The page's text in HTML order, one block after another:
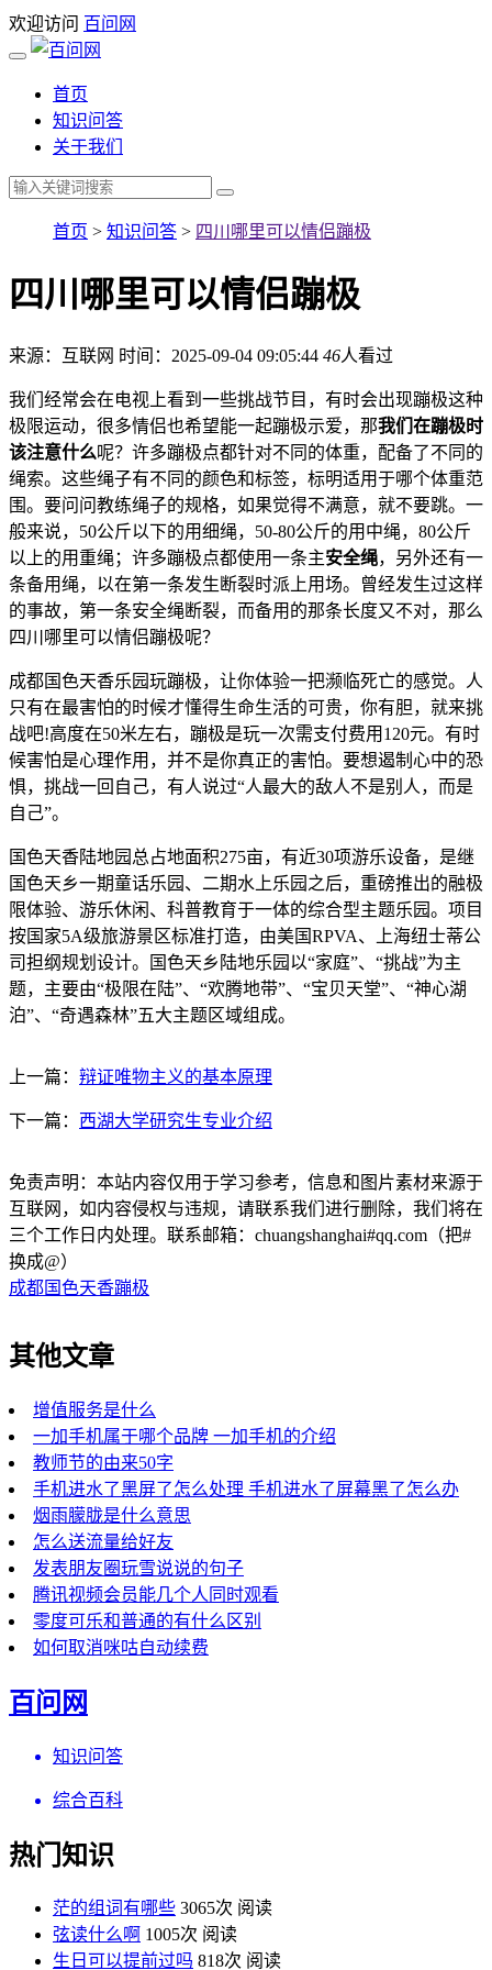
欢迎访问 百问网
首页
知识问答
关于我们
首页 > 知识问答 > 四川哪里可以情侣蹦极
四川哪里可以情侣蹦极
来源：互联网 时间：2025-09-04 09:05:44 46人看过
我们经常会在电视上看到一些挑战节目，有时会出现蹦极这种
极限运动，很多情侣也希望能一起蹦极示爱，那我们在蹦极时
该注意什么呢？许多蹦极点都针对不同的体重，配备了不同的
绳索。这些绳子有不同的颜色和标签，标明适用于哪个体重范
围。要问问教练绳子的规格，如果觉得不满意，就不要跳。一
般来说，50公斤以下的用细绳，50-80公斤的用中绳，80公斤
以上的用重绳；许多蹦极点都使用一条主安全绳，另外还有一
条备用绳，以在第一条发生断裂时派上用场。曾经发生过这样
的事故，第一条安全绳断裂，而备用的那条长度又不对，那么
四川哪里可以情侣蹦极呢？
成都国色天香乐园玩蹦极，让你体验一把濒临死亡的感觉。人
只有在最害怕的时候才懂得生命生活的可贵，你有胆，就来挑
战吧!高度在50米左右，蹦极是玩一次需支付费用120元。有时
候害怕是心理作用，并不是你真正的害怕。要想遏制心中的恐
惧，挑战一回自己，有人说过“人最大的敌人不是别人，而是
自己”。
国色天香陆地园总占地面积275亩，有近30项游乐设备，是继
国色天乡一期童话乐园、二期水上乐园之后，重磅推出的融极
限体验、游乐休闲、科普教育于一体的综合型主题乐园。项目
按国家5A级旅游景区标准打造，由美国RPVA、上海纽士蒂公
司担纲规划设计。国色天乡陆地乐园以“家庭”、“挑战”为主
题，主要由“极限在陆”、“欢腾地带”、“宝贝天堂”、“神心湖
泊”、“奇遇森林”五大主题区域组成。
上一篇： 辩证唯物主义的基本原理
下一篇： 西湖大学研究生专业介绍
免责声明：本站内容仅用于学习参考，信息和图片素材来源于
互联网，如内容侵权与违规，请联系我们进行删除，我们将在
三个工作日内处理。联系邮箱：chuangshanghai#qq.com（把#
换成@）
成都国色天香蹦极
其他文章
增值服务是什么
一加手机属于哪个品牌 一加手机的介绍
教师节的由来50字
手机进水了黑屏了怎么处理 手机进水了屏幕黑了怎么办
烟雨朦胧是什么意思
怎么送流量给好友
发表朋友圈玩雪说说的句子
腾讯视频会员能几个人同时观看
零度可乐和普通的有什么区别
如何取消咪咕自动续费
百问网
知识问答
综合百科
热门知识
茫的组词有哪些 3065次 阅读
弦读什么啊 1005次 阅读
生日可以提前过吗 818次 阅读